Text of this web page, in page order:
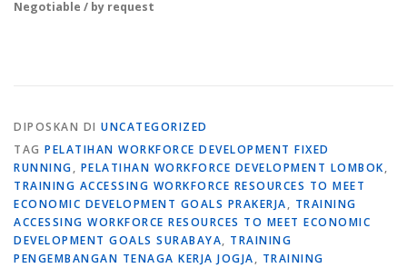
Negotiable / by request
DIPOSKAN DI UNCATEGORIZED
TAG PELATIHAN WORKFORCE DEVELOPMENT FIXED
RUNNING, PELATIHAN WORKFORCE DEVELOPMENT LOMBOK,
TRAINING ACCESSING WORKFORCE RESOURCES TO MEET
ECONOMIC DEVELOPMENT GOALS PRAKERJA, TRAINING
ACCESSING WORKFORCE RESOURCES TO MEET ECONOMIC
DEVELOPMENT GOALS SURABAYA, TRAINING
PENGEMBANGAN TENAGA KERJA JOGJA, TRAINING